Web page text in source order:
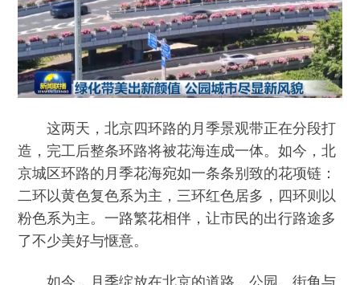
这两天，北京四环路的月季景观带正在分段打
造，完工后整条环路将被花海连成一体。如今，北
京城区环路的月季花海宛如一条条别致的花项链：
二环以黄色复色系为主，三环红色居多，四环则以
粉色系为主。一路繁花相伴，让市民的出行路途多
了不少美好与惬意。
如今，月季绽放在北京的道路、公园、街角与